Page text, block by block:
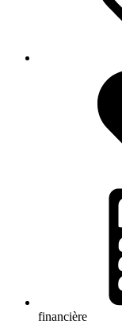
financière